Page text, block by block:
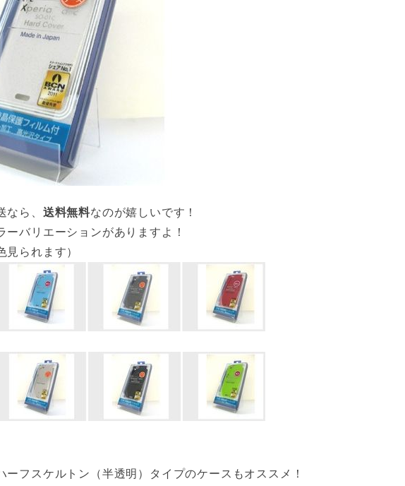
なら、 送料無料なのが嬉しいです！
ーバリエーションがありますよ！
見られます）
ーフスケルトン（半透明）タイプのケースもオススメ！